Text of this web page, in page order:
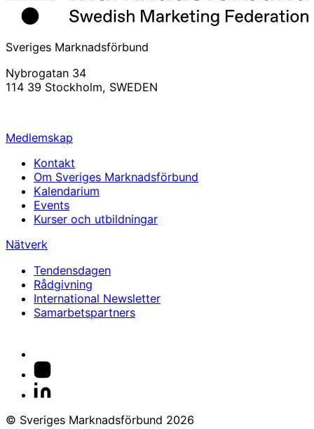
Sveriges Marknadsförbund
Nybrogatan 34
114 39 Stockholm, SWEDEN
Medlemskap
Kontakt
Om Sveriges Marknadsförbund
Kalendarium
Events
Kurser och utbildningar
Nätverk
Tendensdagen
Rådgivning
International Newsletter
Samarbetspartners
© Sveriges Marknadsförbund 2026